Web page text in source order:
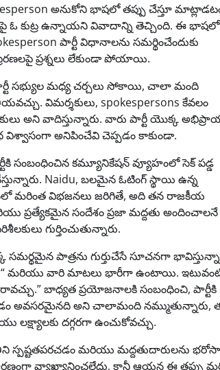
అనుకోని భాషలో తప్పు చేస్తూ
ఓ కుట్ర ఉన్నాయని వివాదాన్ని తెచ్చింది. ఈ భాషలో
పార్టీ విధానాలను సమర్థించేందుకు
ప్రశ్నలు లేకుండా పోయాయి.
సభ్యుల మధ్య చర్చలు సోకాయి, చాలా మంది
విమర్శకులు, spokespersons కేవలం
అని వాదిస్తున్నారు. వారు పార్టీ యొక్క
విశ్వాసంగా అనిపించేవి చెప్పడం కాకుండా.
సంబంధించిన కమ్యూనికేషన్ వ్యూహంలో సెక్ పడ్డ
Naidu, బలమైన ఓటింగ్ స్థాయి ఉన్న
మరింత విభజనలు జరిగితే, అది తన రాజకీయ
ప్రత్యేకమైన సందేశం ప్రజా మద్దతు అందించాలనే
గుర్తించుతున్నారు.
పాత్రను గుర్తుచేసే సూచనగా
“ మరియు వారి మాటలు భారీగా ఉంటాయి. ఇటువంటి
బాధ్యత ప్రయోజనాలకి సంబంధించి, పార్టీకి
అవసరమైనది అని చాలామంది
లక్ష్యాలకు దగ్గరగా ఉంచుకోవచ్చు.
స్పష్టతపరచడం మరియు మద్దతుదారులను భరోసా
వ్యాఖ్యానించలేదు, కానీ ఆయన ఈ తప్పు